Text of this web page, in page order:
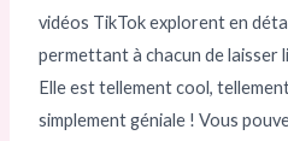
vidéos TikTok explorent en
permettant à chacun de laisser
Elle est tellement cool,
simplement géniale ! Vous